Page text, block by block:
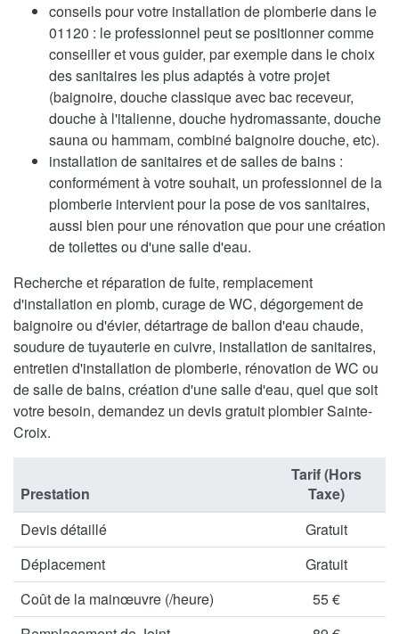
conseils pour votre installation de plomberie dans le
01120 : le professionnel peut se positionner comme
conseiller et vous guider, par exemple dans le choix
des sanitaires les plus adaptés à votre projet
(baignoire, douche classique avec bac receveur,
douche à l'italienne, douche hydromassante, douche
sauna ou hammam, combiné baignoire douche, etc).
installation de sanitaires et de salles de bains :
conformément à votre souhait, un professionnel de la
plomberie intervient pour la pose de vos sanitaires,
aussi bien pour une rénovation que pour une création
de toilettes ou d'une salle d'eau.
Recherche et réparation de fuite, remplacement
d'installation en plomb, curage de WC, dégorgement de
baignoire ou d'évier, détartrage de ballon d'eau chaude,
soudure de tuyauterie en cuivre, installation de sanitaires,
entretien d'installation de plomberie, rénovation de WC ou
de salle de bains, création d'une salle d'eau, quel que soit
votre besoin, demandez un devis gratuit plombier Sainte-
Croix.
Prestation
Tarif (Hors
Taxe)
Devis détaillé
Gratuit
Déplacement
Gratuit
Coût de la mainœuvre (/heure)
55 €